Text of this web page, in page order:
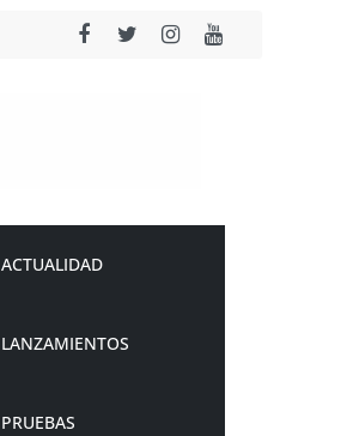
ACTUALIDAD
LANZAMIENTOS
PRUEBAS